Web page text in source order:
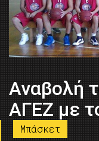
Αναβολή
ΑΓΕΖ με
Μπάσκετ